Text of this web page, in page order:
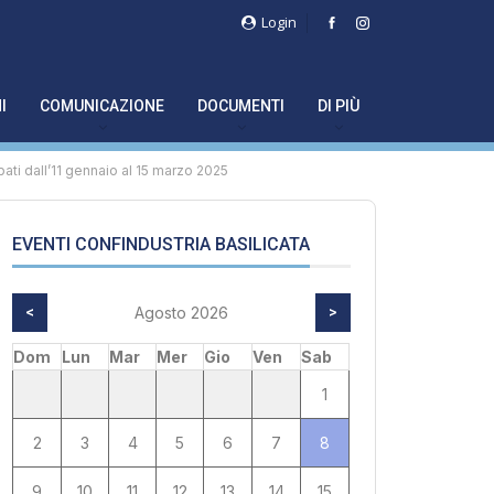
Login
COMUNICAZIONE DOCUMENTI DI PIÙ
dall’11 gennaio al 15 marzo 2025
EVENTI CONFINDUSTRIA BASILICATA
< Agosto 2026 >
Dom Lun Mar Mer Gio Ven
Sab
1
2 3 4 5 6 7 8